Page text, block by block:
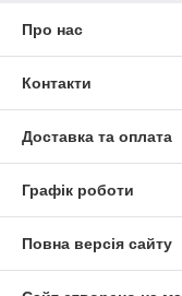
Про нас
Контакти
Доставка та оплата
Графік роботи
Повна версія сайту